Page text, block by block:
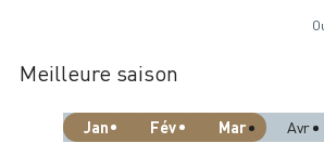
Meilleure saison
Jan Fév Mar Avr